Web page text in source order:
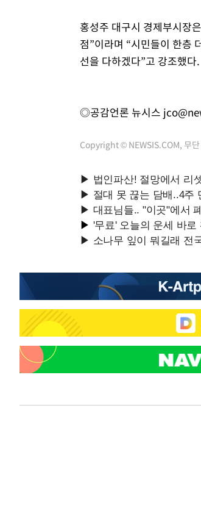
홍성주 대구시 경제부시장
점”이라며 “시민들이 한층
선을 다하겠다”고 강조했다.
◎공감언론 뉴시스
Copyright © NEWSIS.COM, 무단